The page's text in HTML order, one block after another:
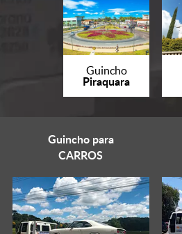
Guincho
Piraquara
Guincho para
CARROS